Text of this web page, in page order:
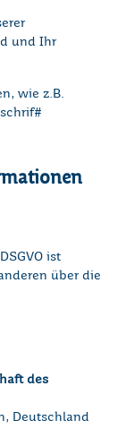
und Ihr
wie z.B.
ist
über die
des
Deutschland